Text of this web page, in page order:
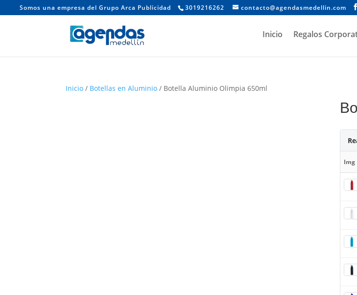
Somos una empresa del Grupo Arca Publicidad 3019216262 contacto@agendasmedellin.com
Inicio Regalos
Inicio / Botellas en Aluminio / Botella Aluminio Olimpia 650ml
Img